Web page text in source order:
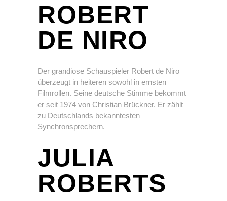
ROBERT
DE NIRO
Der grandiose Schauspieler Robert de Niro
überzeugt in heiteren sowohl in ernsten
Filmrollen. Seine deutsche Stimme bekommt
er seit 1974 von Christian Brückner. Er zählt
zu Deutschlands bekanntesten
Synchronsprechern.
JULIA
ROBERTS